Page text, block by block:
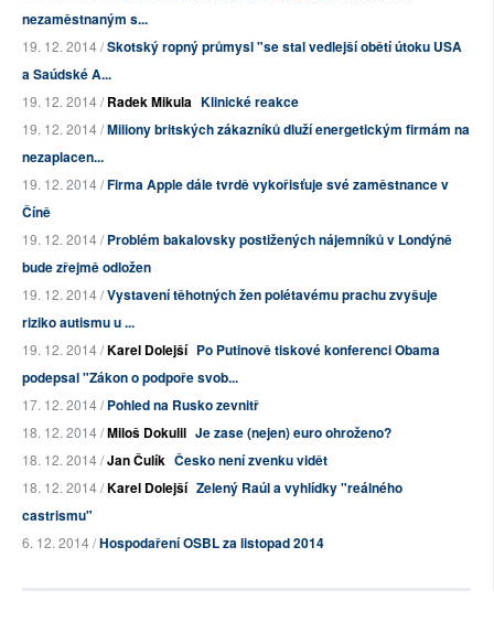
nezaměstnaným s...
19. 12. 2014 /Skotský ropný průmysl "se stal vedlejší obětí útoku USA
a Saúdské A...
19. 12. 2014 /Radek Mikula Klinické reakce
19. 12. 2014 /Miliony britských zákazníků dluží energetickým firmám na
nezaplacen...
19. 12. 2014 /Firma Apple dále tvrdě vykořisťuje své zaměstnance v
Číně
19. 12. 2014 /Problém bakalovsky postižených nájemníků v Londýně
bude zřejmě odložen
19. 12. 2014 /Vystavení těhotných žen polétavému prachu zvyšuje
riziko autismu u ...
19. 12. 2014 /Karel Dolejší Po Putinově tiskové konferenci Obama
podepsal "Zákon o podpoře svob...
17. 12. 2014 /Pohled na Rusko zevnitř
18. 12. 2014 /Miloš Dokulil Je zase (nejen) euro ohroženo?
18. 12. 2014 /Jan Čulík Česko není zvenku vidět
18. 12. 2014 /Karel Dolejší Zelený Raúl a vyhlídky "reálného
castrismu"
6. 12. 2014 /Hospodaření OSBL za listopad 2014